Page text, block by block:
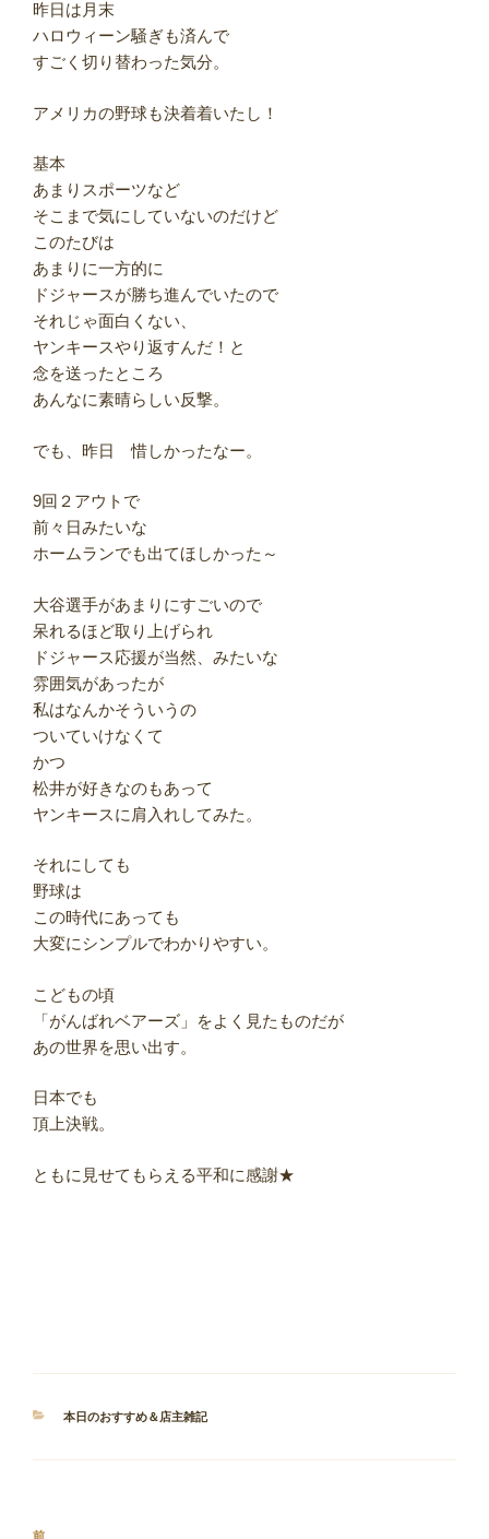
昨日は月末
ハロウィーン騒ぎも済んで
すごく切り替わった気分。
アメリカの野球も決着着いたし！
基本
あまりスポーツなど
そこまで気にしていないのだけど
このたびは
あまりに一方的に
ドジャースが勝ち進んでいたので
それじゃ面白くない、
ヤンキースやり返すんだ！と
念を送ったところ
あんなに素晴らしい反撃。
でも、昨日 惜しかったなー。
9回２アウトで
前々日みたいな
ホームランでも出てほしかった～
大谷選手があまりにすごいので
呆れるほど取り上げられ
ドジャース応援が当然、みたいな
雰囲気があったが
私はなんかそういうの
ついていけなくて
かつ
松井が好きなのもあって
ヤンキースに肩入れしてみた。
それにしても
野球は
この時代にあっても
大変にシンプルでわかりやすい。
こどもの頃
「がんばれベアーズ」をよく見たものだが
あの世界を思い出す。
日本でも
頂上決戦。
ともに見せてもらえる平和に感謝★
カ
本日のおすすめ＆店主雑記
投
前